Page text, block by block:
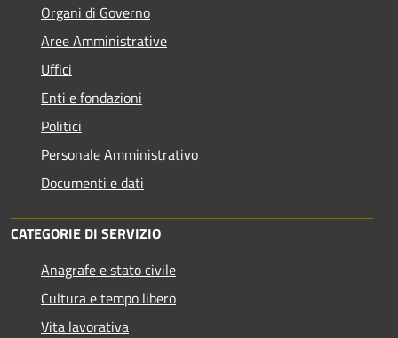
Organi di Governo
Aree Amministrative
Uffici
Enti e fondazioni
Politici
Personale Amministrativo
Documenti e dati
CATEGORIE DI SERVIZIO
Anagrafe e stato civile
Cultura e tempo libero
Vita lavorativa